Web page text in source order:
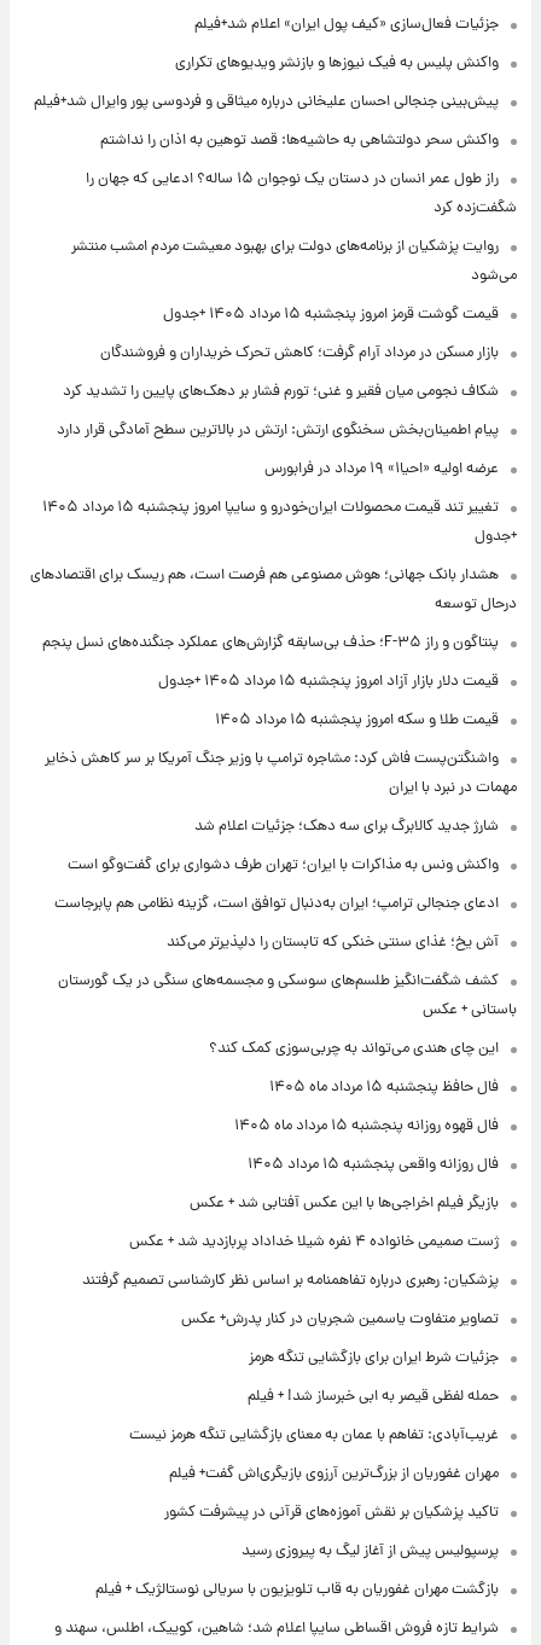
جزئیات فعال‌سازی «کیف پول ایران» اعلام شد+فیلم
واکنش پلیس به فیک نیوزها و بازنشر ویدیوهای تکراری
پیش‌بینی جنجالی احسان علیخانی درباره میثاقی و فردوسی پور وایرال شد+فیلم
واکنش سحر دولتشاهی به حاشیه‌ها: قصد توهین به اذان را نداشتم
راز طول عمر انسان در دستان یک نوجوان ۱۵ ساله؟ ادعایی که جهان را
شگفت‌زده کرد
روایت پزشکیان از برنامه‌های دولت برای بهبود معیشت مردم امشب منتشر
می‌شود
قیمت گوشت قرمز امروز پنجشنبه ۱۵ مرداد ۱۴۰۵ +جدول
بازار مسکن در مرداد آرام گرفت؛ کاهش تحرک خریداران و فروشندگان
شکاف نجومی میان فقیر و غنی؛ تورم فشار بر دهک‌های پایین را تشدید کرد
پیام اطمینان‌بخش سخنگوی ارتش: ارتش در بالاترین سطح آمادگی قرار دارد
عرضه اولیه «احیا۱» ۱۹ مرداد در فرابورس
تغییر تند قیمت محصولات ایران‌خودرو و سایپا امروز پنجشنبه ۱۵ مرداد ۱۴۰۵
+جدول
هشدار بانک جهانی؛ هوش مصنوعی هم فرصت است، هم ریسک برای اقتصادهای
درحال توسعه
پنتاگون و راز F-۳۵؛ حذف بی‌سابقه گزارش‌های عملکرد جنگنده‌های نسل پنجم
قیمت دلار بازار آزاد امروز پنجشنبه ۱۵ مرداد ۱۴۰۵ +جدول
قیمت طلا و سکه امروز پنجشنبه ۱۵ مرداد ۱۴۰۵
واشنگتن‌پست فاش کرد: مشاجره ترامپ با وزیر جنگ آمریکا بر سر کاهش ذخایر
مهمات در نبرد با ایران
شارژ جدید کالابرگ برای سه دهک؛ جزئیات اعلام شد
واکنش ونس به مذاکرات با ایران؛ تهران طرف دشواری برای گفت‌وگو است
ادعای جنجالی ترامپ؛ ایران به‌دنبال توافق است، گزینه نظامی هم پابرجاست
آش یخ؛ غذای سنتی خنکی که تابستان را دلپذیرتر می‌کند
کشف شگفت‌انگیز طلسم‌های سوسکی و مجسمه‌های سنگی در یک گورستان
باستانی + عکس
این چای هندی می‌تواند به چربی‌سوزی کمک کند؟
فال حافظ پنجشنبه ۱۵ مرداد ماه ۱۴۰۵
فال قهوه روزانه پنجشنبه ۱۵ مرداد ماه ۱۴۰۵
فال روزانه واقعی پنجشنبه ۱۵ مرداد ۱۴۰۵
بازیگر فیلم اخراجی‌ها با این عکس آفتابی شد + عکس
ژست صمیمی خانواده ۴ نفره شیلا خداداد پربازدید شد + عکس
پزشکیان: رهبری درباره تفاهمنامه بر اساس نظر کارشناسی تصمیم گرفتند
تصاویر متفاوت یاسمین شجریان در کنار پدرش+ عکس
جزئیات شرط ایران برای بازگشایی تنگه هرمز
حمله لفظی قیصر به ابی خبرساز شد! + فیلم
غریب‌آبادی: تفاهم با عمان به معنای بازگشایی تنگه هرمز نیست
مهران غفوریان از بزرگ‌ترین آرزوی بازیگری‌اش گفت+ فیلم
تاکید پزشکیان بر نقش آموزه‌های قرآنی در پیشرفت کشور
پرسپولیس پیش از آغاز لیگ به پیروزی رسید
بازگشت مهران غفوریان به قاب تلویزیون با سریالی نوستالژیک + فیلم
شرایط تازه فروش اقساطی سایپا اعلام شد؛ شاهین، کوییک، اطلس، سهند و